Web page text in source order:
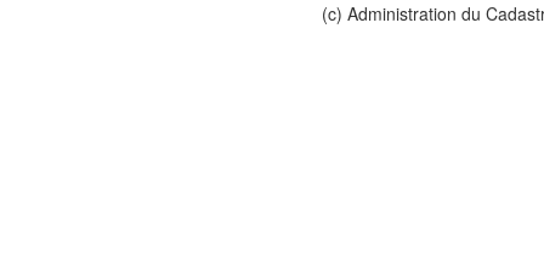
(c) Administration du